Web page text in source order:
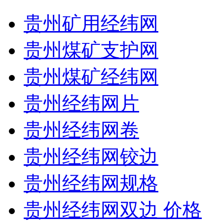
贵州矿用经纬网
贵州煤矿支护网
贵州煤矿经纬网
贵州经纬网片
贵州经纬网卷
贵州经纬网铰边
贵州经纬网规格
贵州经纬网双边 价格